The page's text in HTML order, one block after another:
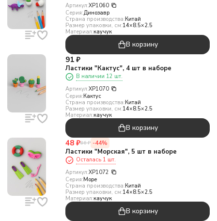
Артикул:XP1060
Серия:Динозавр
Страна производства:Китай
Размер упаковки, см:14×8.5×2.5
Материал:каучук
В корзину
91 ₽
Ластики "Кактус", 4 шт в наборе
В наличии 12 шт.
Артикул:XP1070
Серия:Кактус
Страна производства:Китай
Размер упаковки, см:14×8.5×2.5
Материал:каучук
В корзину
48 ₽86 ₽ -44%
Ластики "Морская", 5 шт в наборе
Осталась 1 шт.
Артикул:XP1072
Серия:Море
Страна производства:Китай
Размер упаковки, см:14×8.5×2.5
Материал:каучук
В корзину